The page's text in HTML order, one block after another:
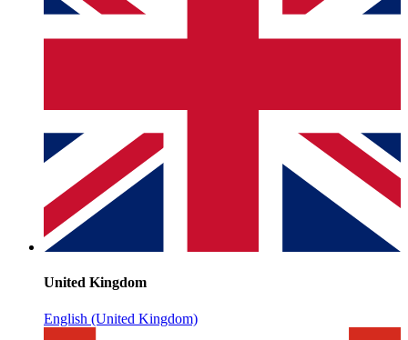
United Kingdom
English (United Kingdom)